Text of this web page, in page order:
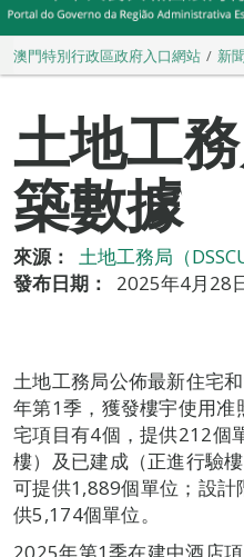
澳門特別行政區政府入口網站 新
土地工
築數據
來源：
土地工務局（
發布日期：
2025年4月28
土地工務局公佈最新住宅
年第1季，獲發樓宇使用准
宅項目有4個，提供212個
樓）及已建成（正進行驗
可提供1,889個單位；設
供5,174個單位。